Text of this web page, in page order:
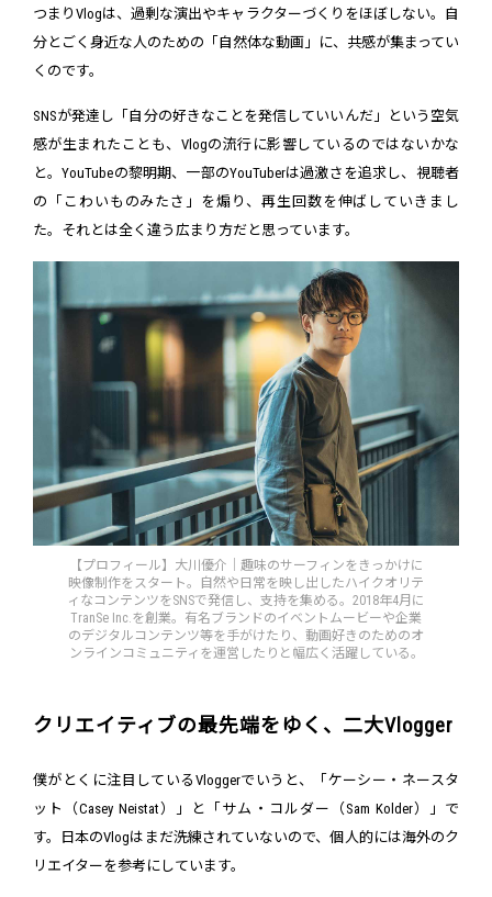
つまりVlogは、過剰な演出やキャラクターづくりをほぼしない。自
分とごく身近な人のための「自然体な動画」に、共感が集まってい
くのです。
SNSが発達し「自分の好きなことを発信していいんだ」という空気
感が生まれたことも、Vlogの流行に影響しているのではないかな
と。YouTubeの黎明期、一部のYouTuberは過激さを追求し、視聴者
の「こわいものみたさ」を煽り、再生回数を伸ばしていきまし
た。それとは全く違う広まり方だと思っています。
【プロフィール】大川優介｜趣味のサーフィンをきっかけに
映像制作をスタート。自然や日常を映し出したハイクオリテ
ィなコンテンツをSNSで発信し、支持を集める。2018年4月に
TranSe Inc.を創業。有名ブランドのイベントムービーや企業
のデジタルコンテンツ等を手がけたり、動画好きのためのオ
ンラインコミュニティを運営したりと幅広く活躍している。
クリエイティブの最先端をゆく、二大Vlogger
僕がとくに注目しているVloggerでいうと、「ケーシー・ネースタ
ット（Casey Neistat）」と「サム・コルダー（Sam Kolder）」で
す。日本のVlogはまだ洗練されていないので、個人的には海外のク
リエイターを参考にしています。